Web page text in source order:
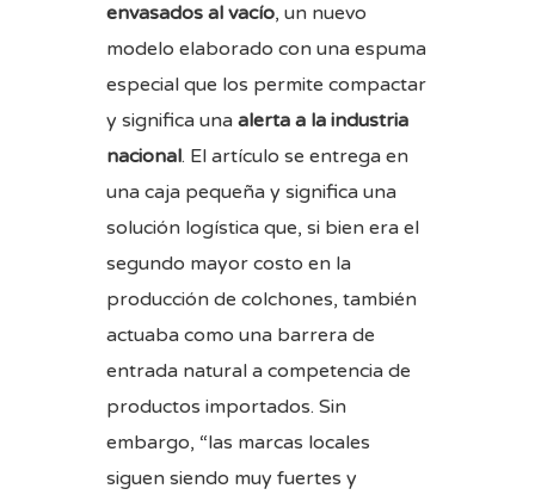
envasados al vacío, un nuevo
modelo elaborado con una espuma
especial que los permite compactar
y significa una alerta a la industria
nacional. El artículo se entrega en
una caja pequeña y significa una
solución logística que, si bien era el
segundo mayor costo en la
producción de colchones, también
actuaba como una barrera de
entrada natural a competencia de
productos importados. Sin
embargo, “las marcas locales
siguen siendo muy fuertes y